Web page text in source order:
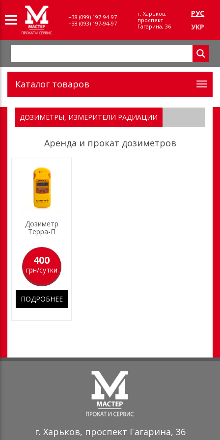
+38 (099) 197-94-97
+38 (093) 197-94-97
г. Харьков,
проспект
Гагарина, 36
РУС
УКР
Каталог товаров
ДОЗИМЕТРЫ, ИЗМЕРИТЕЛИ РАДИАЦИИ
Аренда и прокат дозиметров
Дозиметр
Терра-П
400
грн/сутки
ПОДРОБНЕЕ
г. Харьков, проспект Гагарина, 36